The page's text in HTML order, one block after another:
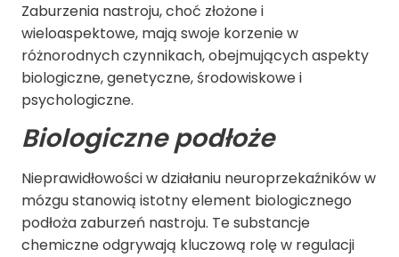
Zaburzenia nastroju, choć złożone i
wieloaspektowe, mają swoje korzenie w
różnorodnych czynnikach, obejmujących aspekty
biologiczne, genetyczne, środowiskowe i
psychologiczne.
Biologiczne podłoże
Nieprawidłowości w działaniu neuroprzekaźników w
mózgu stanowią istotny element biologicznego
podłoża zaburzeń nastroju. Te substancje
chemiczne odgrywają kluczową rolę w regulacji